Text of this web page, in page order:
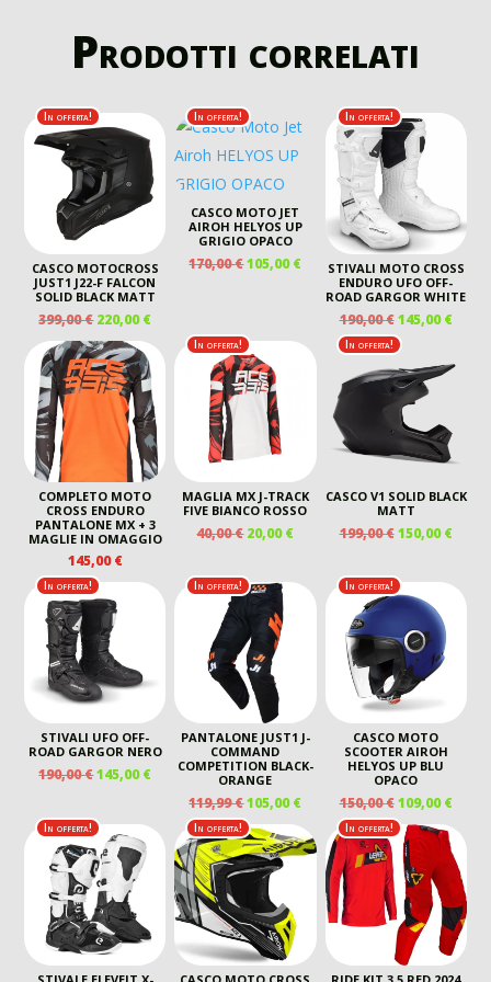
Prodotti correlati
In offerta!
CASCO MOTOCROSS
JUST1 J22-F FALCON
SOLID BLACK MATT
399,00€ IL
PREZZO
ORIGINALE
ERA:
399,00 €.
220,00€IL
PREZZO
ATTUALE
È:
220,00 €.
In offerta!
CASCO MOTO JET
AIROH HELYOS UP
GRIGIO OPACO
170,00€IL
170,00 €.
105,00€IL
PREZZO
ATTUALE
105,00 €.
In offerta!
STIVALI MOTO CROSS
ENDURO UFO OFF-
ROAD GARGOR WHITE
190,00€ IL
PREZZO
ORIGINALE
ERA:
190,00 €.
145,00€IL
COMPLETO MOTO
CROSS ENDURO
PANTALONE MX + 3
MAGLIE IN OMAGGIO
145,00€
In offerta!
MAGLIA MX J-TRACK
FIVE BIANCO ROSSO
40,00€ IL
ERA:
40,00 €.
20,00€IL
ATTUALE
È:
In offerta!
CASCO V1 SOLID BLACK
MATT
199,00€ IL
ERA:
199,00 €.
150,00€IL
È:
In offerta!
STIVALI UFO OFF-
ROAD GARGOR NERO
190,00€IL
ERA:
190,00 €.
145,00€IL
ATTUALE
È:
145,00 €.
In offerta!
PANTALONE JUST1 J-
COMMAND
COMPETITION BLACK-
ORANGE
119,99€IL
PREZZO
ORIGINALE
ERA:
119,99 €.
105,00€IL
PREZZO
ATTUALE
È:
105,00 €.
In offerta!
CASCO MOTO
SCOOTER AIROH
HELYOS UP BLU
OPACO
150,00€ IL
PREZZO
ORIGINALE
ERA:
150,00 €.
109,00€IL
È:
In offerta! In offerta! In offerta!